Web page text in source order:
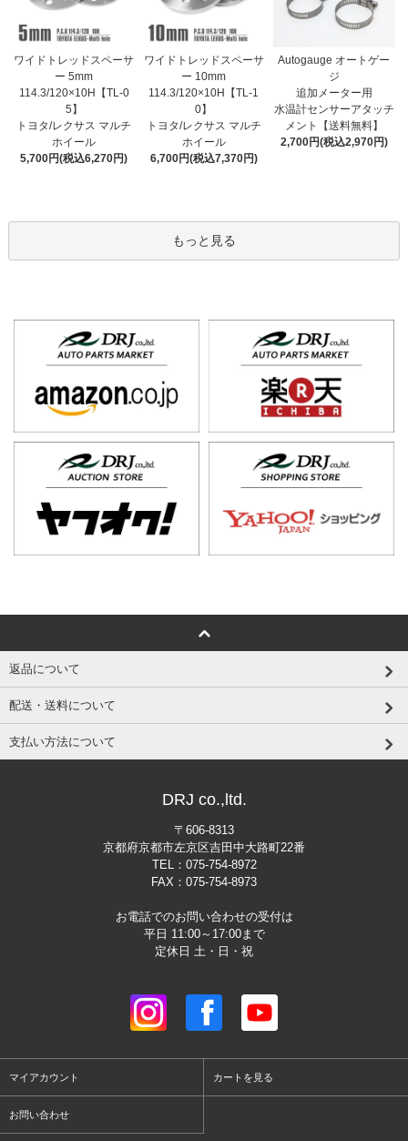
ワイドトレッドスペーサ
ー 5mm
114.3/120×10H【TL-0
5】
トヨタ/レクサス マルチ
ホイール
5,700円(税込6,270円)
ワイドトレッドスペーサ
ー 10mm
114.3/120×10H【TL-1
0】
トヨタ/レクサス マルチ
ホイール
6,700円(税込7,370円)
Autogauge オートゲー
ジ
追加メーター用
水温計センサーアタッチ
メント【送料無料】
2,700円(税込2,970円)
もっと見る
返品について
配送・送料について
支払い方法について
DRJ co.,ltd.
〒606-8313
京都府京都市左京区吉田中大路町22番
TEL：075-754-8972
FAX：075-754-8973
お電話でのお問い合わせの受付は
平日 11:00～17:00まで
定休日 土・日・祝
マイアカウント カートを見る
お問い合わせ